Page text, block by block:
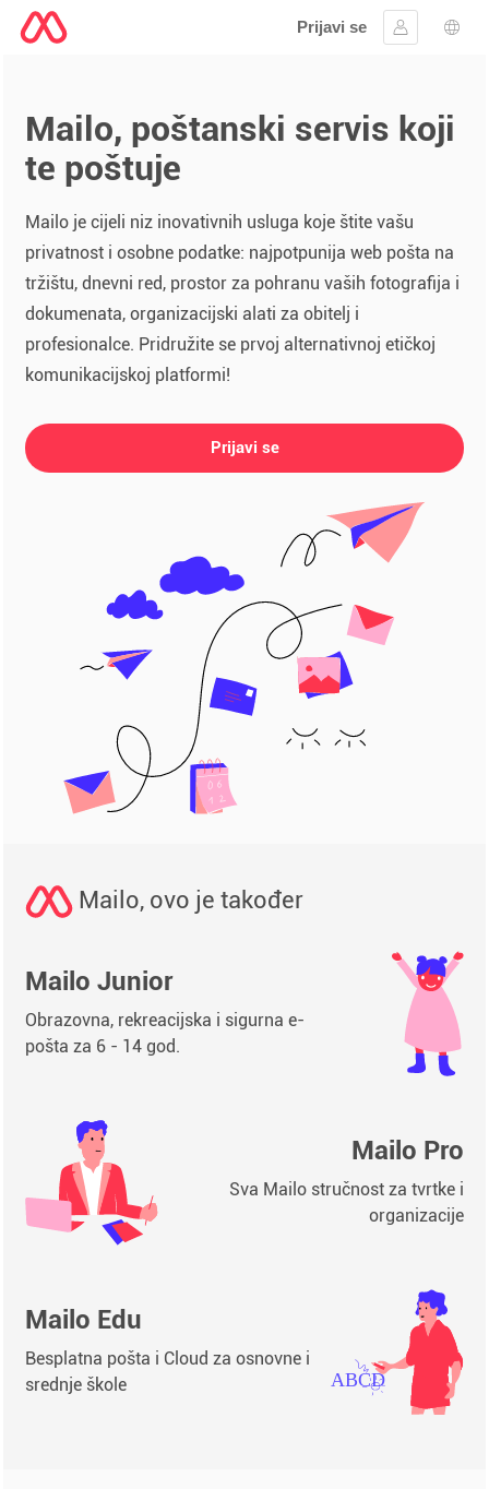
Prijavi se
Prijaviti se
Mailo, poštanski servis koji
te poštuje
Mailo je cijeli niz inovativnih usluga koje štite vašu
privatnost i osobne podatke: najpotpunija web pošta na
tržištu, dnevni red, prostor za pohranu vaših fotografija i
dokumenata, organizacijski alati za obitelj i
profesionalce. Pridružite se prvoj alternativnoj etičkoj
komunikacijskoj platformi!
Prijavi se
Mailo, ovo je također
Mailo Junior
Obrazovna, rekreacijska i sigurna e-
pošta za 6 - 14 god.
Mailo Pro
Sva Mailo stručnost za tvrtke i
organizacije
Mailo Edu
Besplatna pošta i Cloud za osnovne i
srednje škole